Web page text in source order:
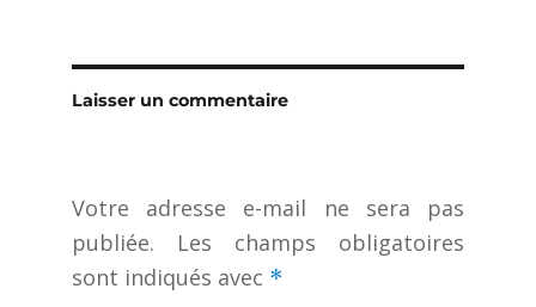
Laisser un commentaire
Votre adresse e-mail ne sera pas
publiée.
Les champs obligatoires
sont indiqués avec *